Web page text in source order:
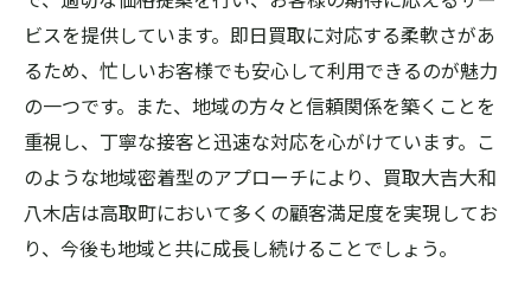
ビスを提供しています。即日買取に対応する柔軟さがあ
るため、忙しいお客様でも安心して利用できるのが魅力
の一つです。また、地域の方々と信頼関係を築くことを
重視し、丁寧な接客と迅速な対応を心がけています。こ
のような地域密着型のアプローチにより、買取大吉大和
八木店は高取町において多くの顧客満足度を実現してお
り、今後も地域と共に成長し続けることでしょう。